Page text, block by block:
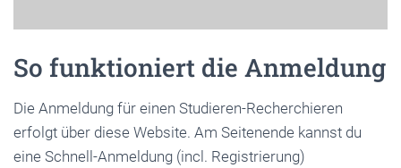
So funktioniert die Anmeldung
Die Anmeldung für einen Studieren-Recherchieren
erfolgt über diese Website. Am Seitenende kannst du
eine Schnell-Anmeldung (incl. Registrierung)